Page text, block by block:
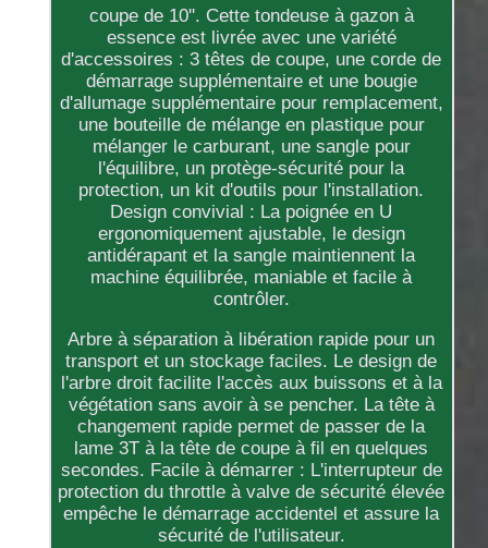
coupe de 10''. Cette tondeuse à gazon à
essence est livrée avec une variété
d'accessoires : 3 têtes de coupe, une corde de
démarrage supplémentaire et une bougie
d'allumage supplémentaire pour remplacement,
une bouteille de mélange en plastique pour
mélanger le carburant, une sangle pour
l'équilibre, un protège-sécurité pour la
protection, un kit d'outils pour l'installation.
Design convivial : La poignée en U
ergonomiquement ajustable, le design
antidérapant et la sangle maintiennent la
machine équilibrée, maniable et facile à
contrôler.
Arbre à séparation à libération rapide pour un
transport et un stockage faciles. Le design de
l'arbre droit facilite l'accès aux buissons et à la
végétation sans avoir à se pencher. La tête à
changement rapide permet de passer de la
lame 3T à la tête de coupe à fil en quelques
secondes. Facile à démarrer : L'interrupteur de
protection du throttle à valve de sécurité élevée
empêche le démarrage accidentel et assure la
sécurité de l'utilisateur.